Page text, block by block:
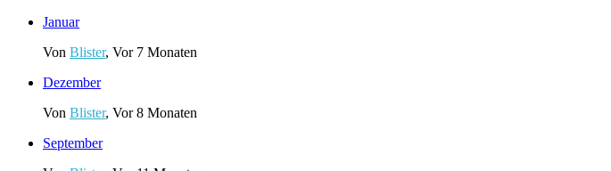
Januar
Von Blister, Vor 7 Monaten
Dezember
Von Blister, Vor 8 Monaten
September